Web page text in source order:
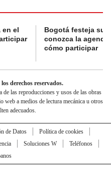
en el
Bogotá festeja su
conozca la
cómo participar
derechos reservados.
las reproducciones y usos de las obras
web a medios de lectura mecánica u otros
adecuados.
de Datos
Política de cookies
Soluciones W
Teléfonos